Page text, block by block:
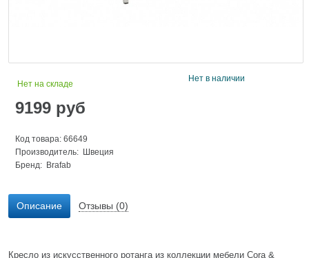
Нет на складе
9199 руб
Код товара: 66649
Производитель: Швеция
Бренд: Brafab
Нет в наличии
Описание Отзывы (0)
Кресло из искусственного ротанга из коллекции мебели Cora &